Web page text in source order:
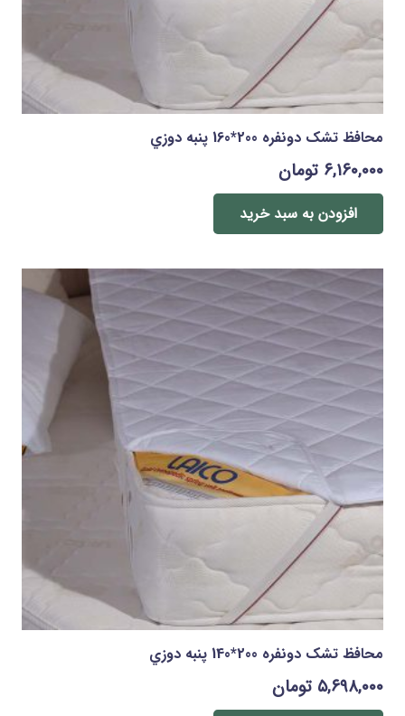
محافظ تشک دونفره 200*160 پنبه دوزي
۶,۱۶۰,۰۰۰ تومان
افزودن به سبد خرید
محافظ تشک دونفره 200*140 پنبه دوزي
۵,۶۹۸,۰۰۰ تومان